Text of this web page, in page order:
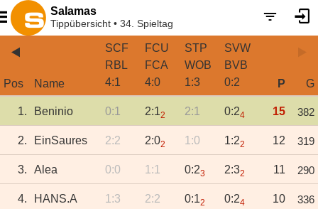
Salamas
Tippübersicht • 34. Spieltag
Pos Name
SCF
RBL
4:1
FCU
FCA
4:0
STP
WOB
1:3
SVW
BVB
0:2 P G
1. Beninio 0:1 2:12 2:1 0:24 15 382
2. EinSaures 2:2 2:02 1:0 1:22 12 319
3. Alea 0:0 1:1 0:23 2:32 11 290
4. HANS.A 1:3 2:2 0:12 0:24 10 336